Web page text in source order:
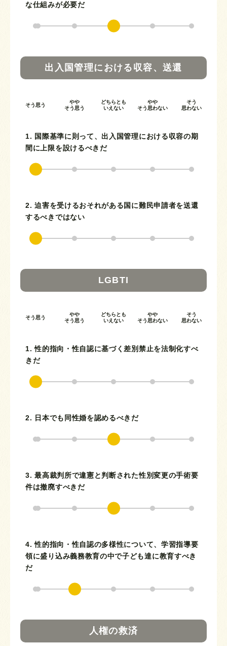
な仕組みが必要だ
出入国管理における収容、送還
そう思う
やや
そう思う
どちらとも
いえない
やや
そう思わない
そう
思わない
1. 国際基準に則って、出入国管理における収容の期
間に上限を設けるべきだ
2. 迫害を受けるおそれがある国に難民申請者を送還
するべきではない
LGBTI
そう思う
やや
そう思う
どちらとも
いえない
やや
そう思わない
そう
思わない
1. 性的指向・性自認に基づく差別禁止を法制化すべ
きだ
2. 日本でも同性婚を認めるべきだ
3. 最高裁判所で違憲と判断された性別変更の手術要
件は撤廃すべきだ
4. 性的指向・性自認の多様性について、学習指導要
領に盛り込み義務教育の中で子ども達に教育すべき
だ
人権の救済